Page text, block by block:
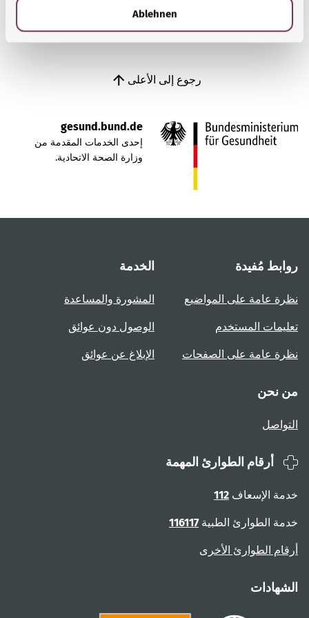
Ablehnen
رجوع إلى الأعلى
gesund.bund.de
إحدى الخدمات المقدمة من
وزارة الصحة الاتحادية.
روابط مُفيدة
نظرة عامة على المواضيع
تعليمات المستخدم
نظرة عامة على الصفحات
الخدمة
المشورة والمساعدة
الوصول دون عوائق
الإبلاغ عن عوائق
من نحن
التواصل
أرقام الطوارئ المهمة
خدمة الإسعاف 112
خدمة الطوارئ الطبية116117
أرقام الطوارئ الأخرى
الشهادات